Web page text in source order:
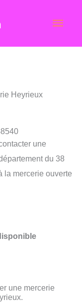
Heyrieux
une
du 38
la mercerie ouverte
une mercerie